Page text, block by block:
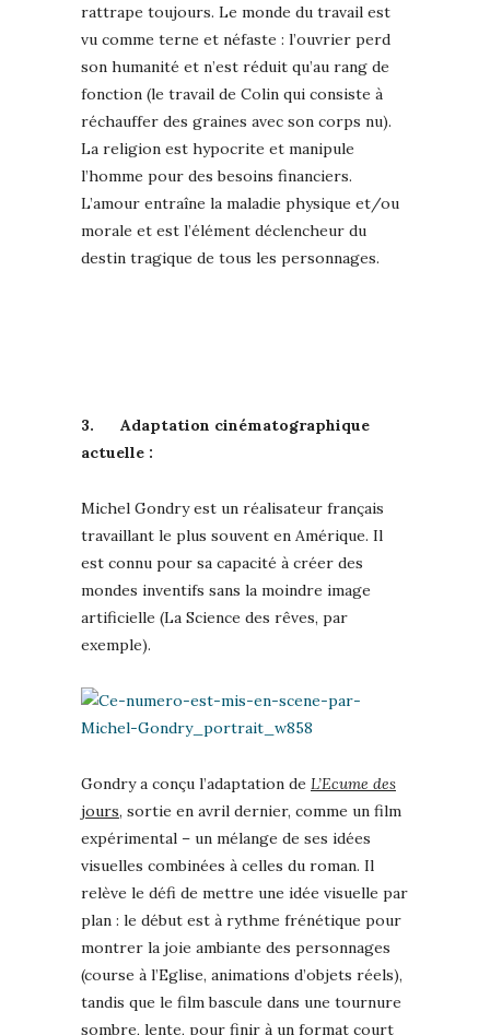
rattrape toujours. Le monde du travail est
vu comme terne et néfaste : l’ouvrier perd
son humanité et n’est réduit qu’au rang de
fonction (le travail de Colin qui consiste à
réchauffer des graines avec son corps nu).
La religion est hypocrite et manipule
l’homme pour des besoins financiers.
L’amour entraîne la maladie physique et/ou
morale et est l’élément déclencheur du
destin tragique de tous les personnages.
3. Adaptation cinématographique
actuelle :
Michel Gondry est un réalisateur français
travaillant le plus souvent en Amérique. Il
est connu pour sa capacité à créer des
mondes inventifs sans la moindre image
artificielle (La Science des rêves, par
exemple).
Gondry a conçu l’adaptation de L’Ecume des
jours, sortie en avril dernier, comme un film
expérimental – un mélange de ses idées
visuelles combinées à celles du roman. Il
relève le défi de mettre une idée visuelle par
plan : le début est à rythme frénétique pour
montrer la joie ambiante des personnages
(course à l’Eglise, animations d’objets réels),
tandis que le film bascule dans une tournure
sombre, lente, pour finir à un format court